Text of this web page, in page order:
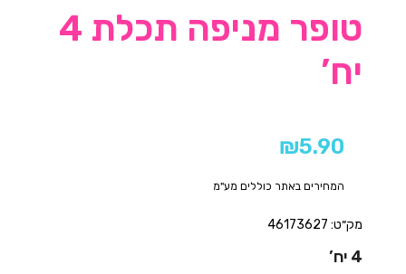
טופר מניפה תכלת 4
יח’
₪5.90
המחירים באתר כוללים מע"מ
מק״ט: 46173627
4 יח’